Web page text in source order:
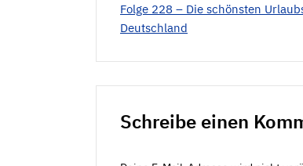
Folge 228 – Die schönsten
Deutschland
Schreibe einen